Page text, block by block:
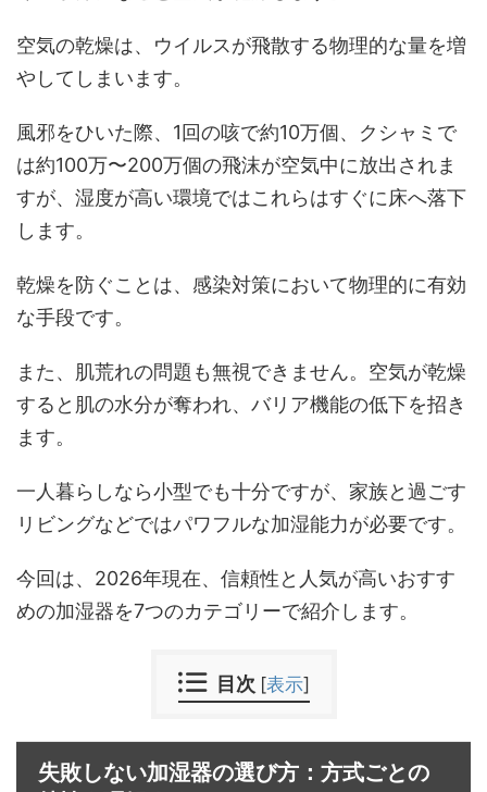
空気の乾燥は、ウイルスが飛散する物理的な量を増
やしてしまいます。
風邪をひいた際、1回の咳で約10万個、クシャミで
は約100万〜200万個の飛沫が空気中に放出されま
すが、湿度が高い環境ではこれらはすぐに床へ落下
します。
乾燥を防ぐことは、感染対策において物理的に有効
な手段です。
また、肌荒れの問題も無視できません。空気が乾燥
すると肌の水分が奪われ、バリア機能の低下を招き
ます。
一人暮らしなら小型でも十分ですが、家族と過ごす
リビングなどではパワフルな加湿能力が必要です。
今回は、2026年現在、信頼性と人気が高いおすす
めの加湿器を7つのカテゴリーで紹介します。
目次 [表示]
失敗しない加湿器の選び方：方式ごとの